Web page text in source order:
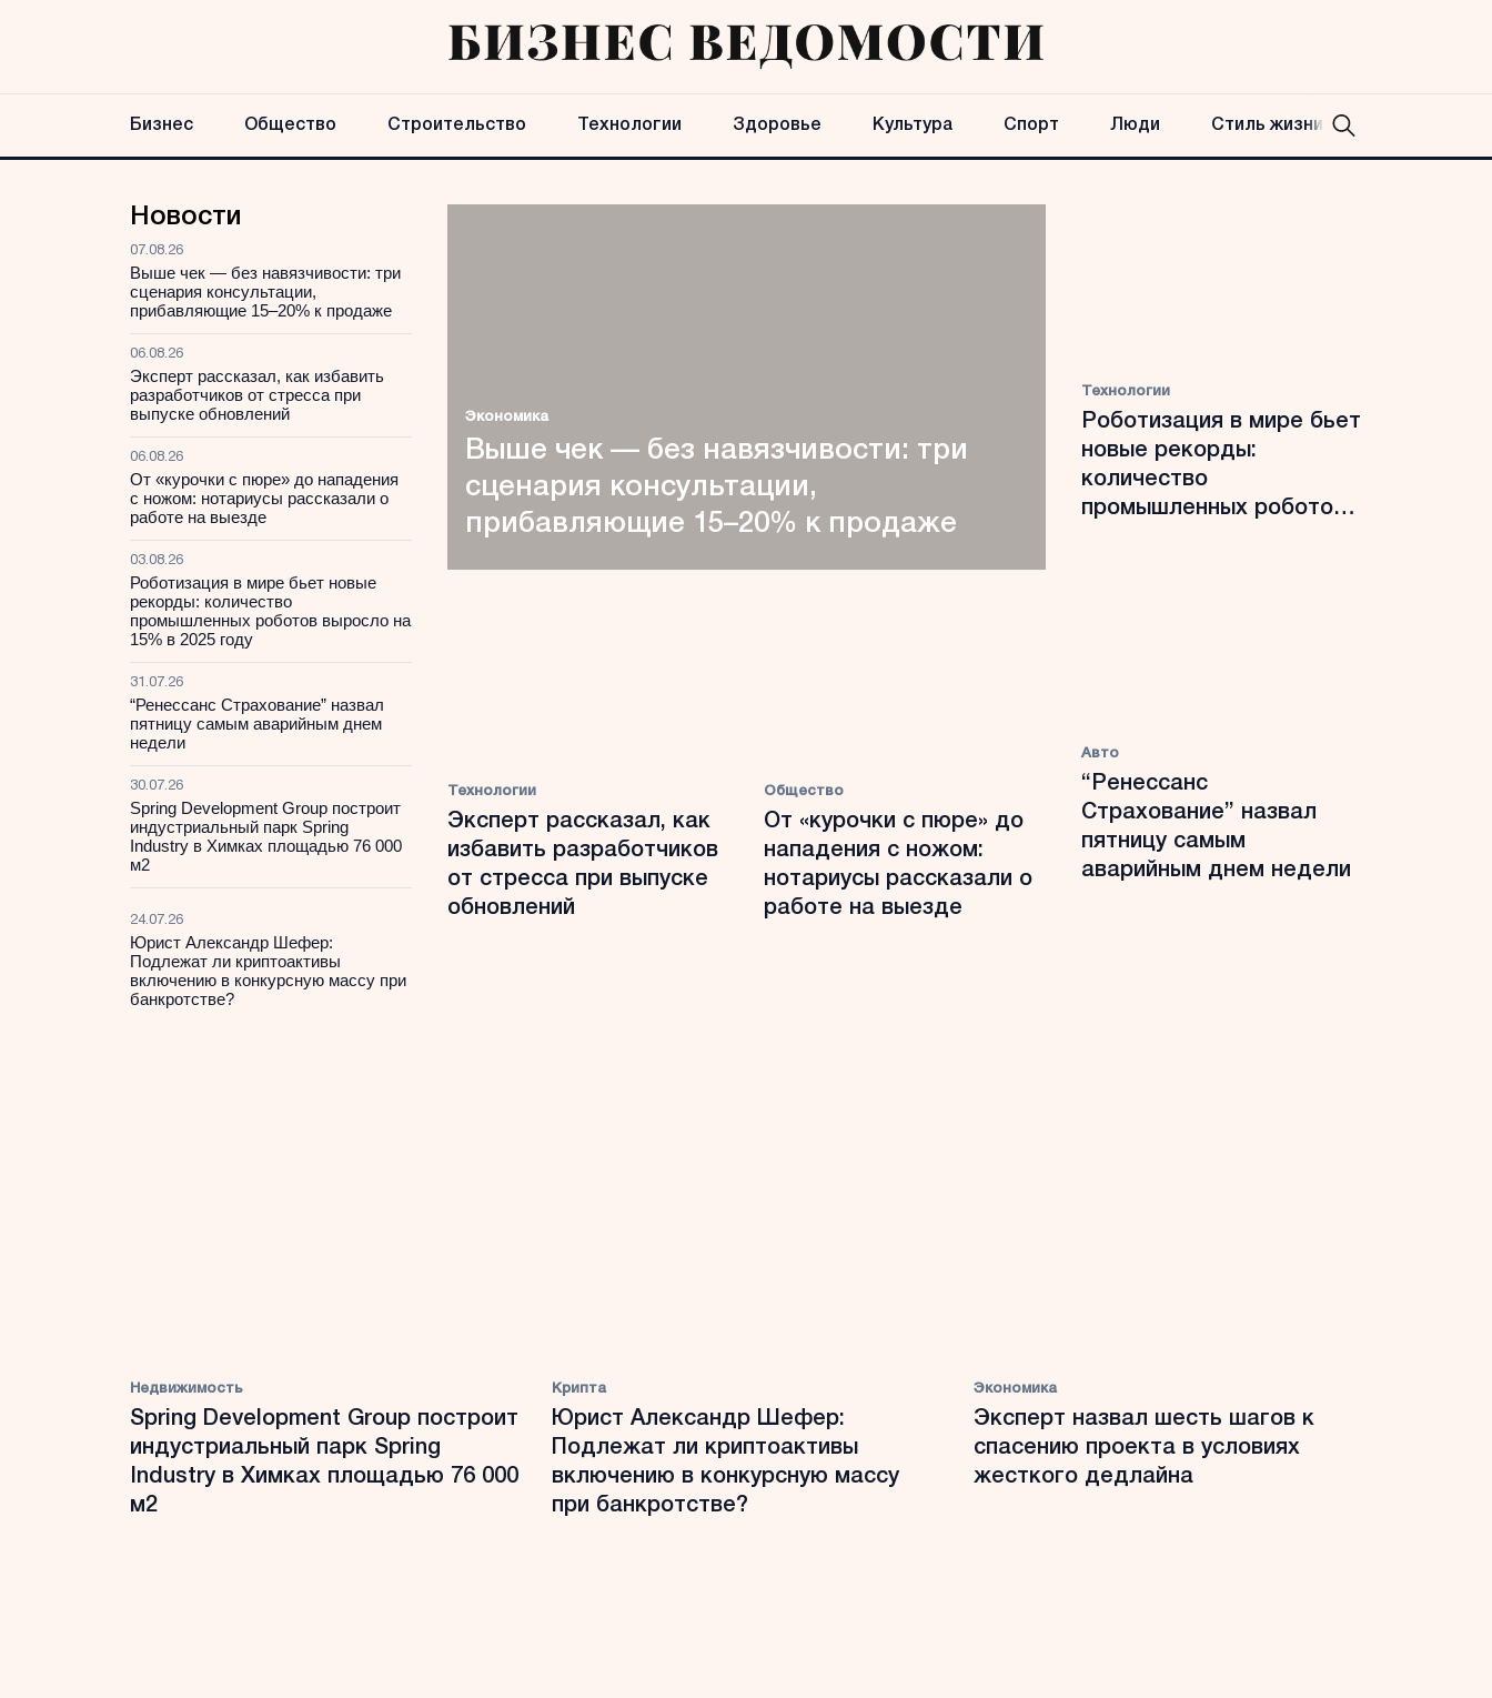
Бизнес Общество Строительство Технологии Здоровье Культура Спорт Люди Стиль жизни
Новости
07.08.26
Выше чек — без навязчивости: три
сценария консультации,
прибавляющие 15–20% к продаже
06.08.26
Эксперт рассказал, как избавить
разработчиков от стресса при
выпуске обновлений
06.08.26
От «курочки с пюре» до нападения
с ножом: нотариусы рассказали о
работе на выезде
03.08.26
Роботизация в мире бьет новые
рекорды: количество
промышленных роботов выросло на
15% в 2025 году
31.07.26
“Ренессанс Страхование” назвал
пятницу самым аварийным днем
недели
30.07.26
Spring Development Group построит
индустриальный парк Spring
Industry в Химках площадью 76 000
м2
24.07.26
Юрист Александр Шефер:
Подлежат ли криптоактивы
включению в конкурсную массу при
банкротстве?
Экономика
Выше чек — без навязчивости: три
сценария консультации,
прибавляющие 15–20% к продаже
Технологии
Эксперт рассказал, как
избавить разработчиков
от стресса при выпуске
обновлений
Общество
От «курочки с пюре» до
нападения с ножом:
нотариусы рассказали о
работе на выезде
Технологии
Роботизация в мире бьет
новые рекорды:
количество
промышленных роботов
Авто
“Ренессанс
Страхование” назвал
пятницу самым
аварийным днем недели
Недвижимость
Spring Development Group построит
индустриальный парк Spring
Industry в Химках площадью 76 000
м2
Крипта
Юрист Александр Шефер:
Подлежат ли криптоактивы
включению в конкурсную массу
при банкротстве?
Экономика
Эксперт назвал шесть шагов к
спасению проекта в условиях
жесткого дедлайна